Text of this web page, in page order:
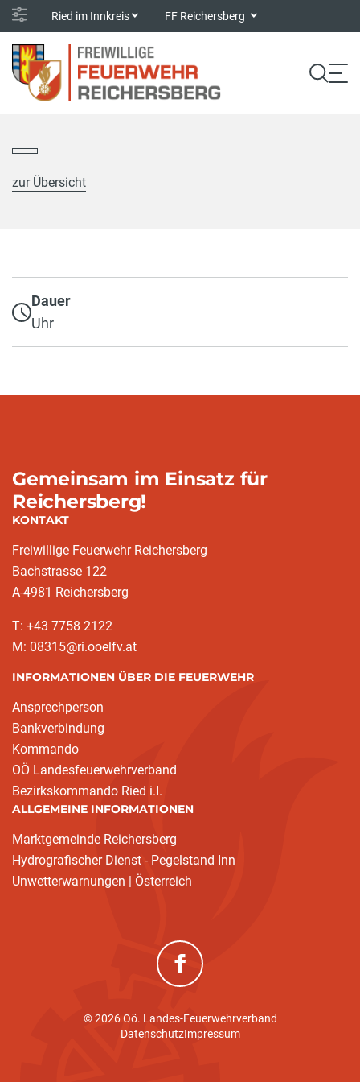
Ried im Innkreis FF Reichersberg
zur Übersicht
Dauer
Uhr
Gemeinsam im Einsatz für
Reichersberg!
KONTAKT
Freiwillige Feuerwehr Reichersberg
Bachstrasse 122
A-4981 Reichersberg
T: +43 7758 2122
M: 08315@ri.ooelfv.at
INFORMATIONEN ÜBER DIE FEUERWEHR
Ansprechperson
Bankverbindung
Kommando
OÖ Landesfeuerwehrverband
Bezirkskommando Ried i.I.
ALLGEMEINE INFORMATIONEN
Marktgemeinde Reichersberg
Hydrografischer Dienst - Pegelstand Inn
Unwetterwarnungen | Österreich
(neues Fenster)
© 2026 Oö. Landes-Feuerwehrverband
DatenschutzImpressum